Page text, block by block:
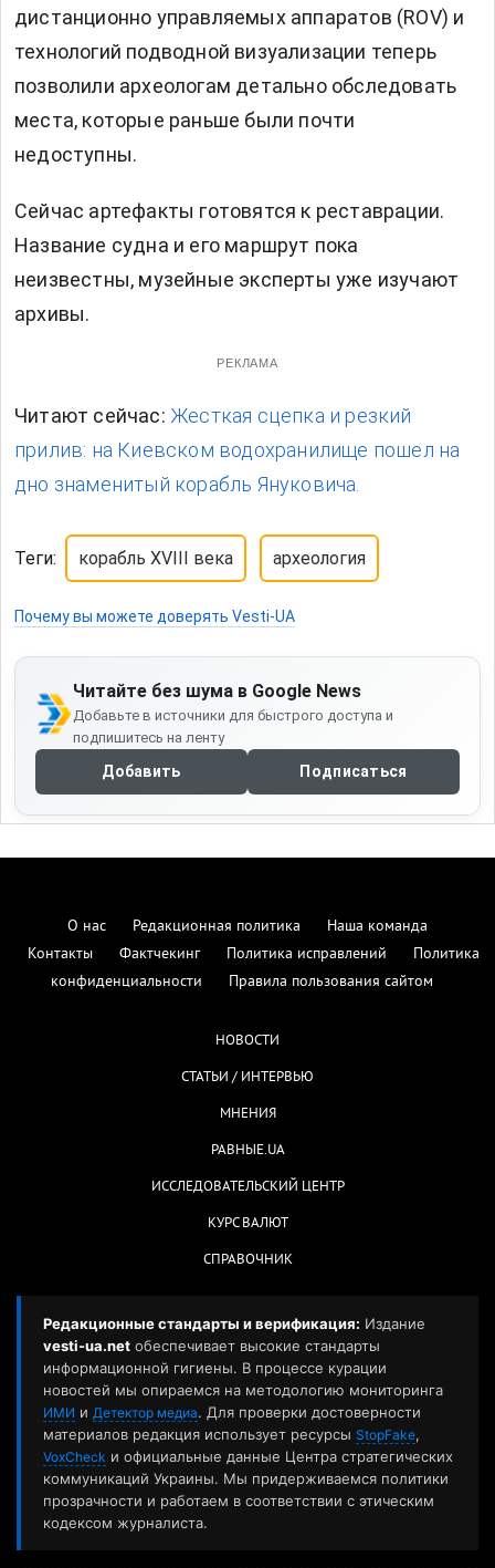
дистанционно управляемых аппаратов (ROV) и
технологий подводной визуализации теперь
позволили археологам детально обследовать
места, которые раньше были почти
недоступны.
Сейчас артефакты готовятся к реставрации.
Название судна и его маршрут пока
неизвестны, музейные эксперты уже изучают
архивы.
РЕКЛАМА
Читают сейчас: Жесткая сцепка и резкий
прилив: на Киевском водохранилище пошел на
дно знаменитый корабль Януковича.
Теги: корабль XVIII века археология
Почему вы можете доверять Vesti-UA
Читайте без шума в Google News
Добавьте в источники для быстрого доступа и
подпишитесь на ленту
Добавить Подписаться
О нас Редакционная политика
Наша команда
Контакты
Фактчекинг Политика исправлений
Политика
конфиденциальности
Правила пользования сайтом
НОВОСТИ
СТАТЬИ / ИНТЕРВЬЮ
МНЕНИЯ
РАВНЫЕ.UA
ИССЛЕДОВАТЕЛЬСКИЙ ЦЕНТР
КУРС ВАЛЮТ
СПРАВОЧНИК
Редакционные стандарты и верификация: Издание
vesti-ua.net обеспечивает высокие стандарты
информационной гигиены. В процессе курации
новостей мы опираемся на методологию мониторинга
ИМИ и Детектор медиа. Для проверки достоверности
материалов редакция использует ресурсы StopFake,
VoxCheck и официальные данные Центра стратегических
коммуникаций Украины. Мы придерживаемся политики
прозрачности и работаем в соответствии с этическим
кодексом журналиста.